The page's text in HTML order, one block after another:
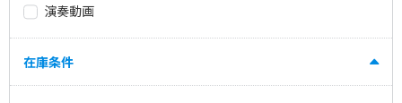
演奏動画
在庫条件